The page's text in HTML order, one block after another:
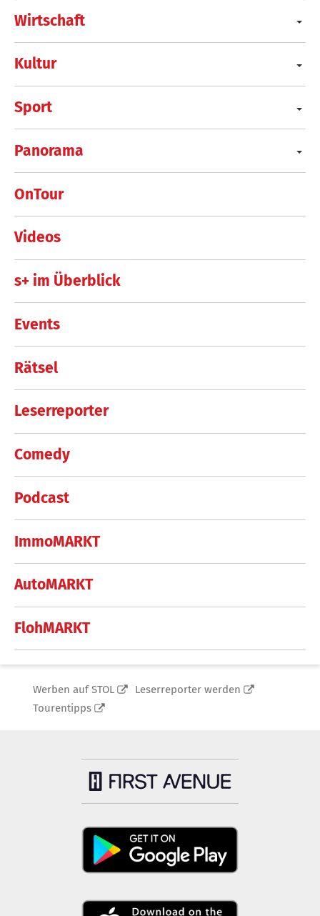
Wirtschaft
Kultur
Sport
Panorama
OnTour
Videos
s+ im Überblick
Events
Rätsel
Leserreporter
Comedy
Podcast
ImmoMARKT
AutoMARKT
FlohMARKT
Werben auf STOL
Leserreporter werden
Tourentipps